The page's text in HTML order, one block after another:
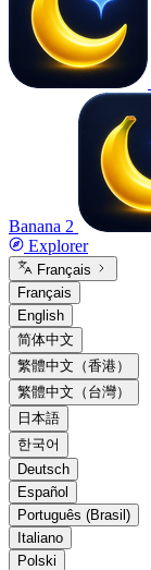
Banana 2
Explorer
Français
Français
English
简体中文
繁體中文（香港）
繁體中文（台灣）
日本語
한국어
Deutsch
Español
Português (Brasil)
Italiano
Polski